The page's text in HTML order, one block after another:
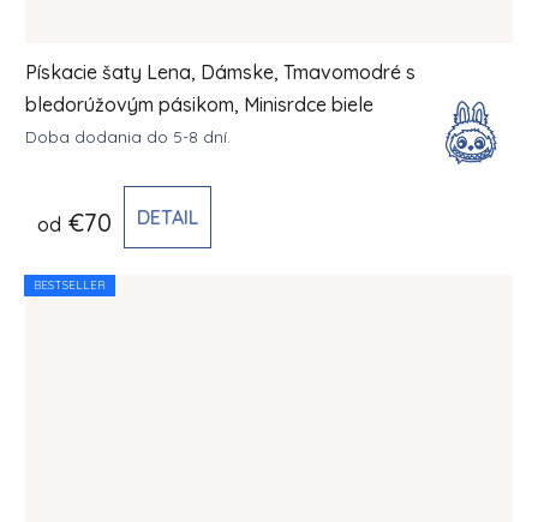
Pískacie šaty Lena, Dámske, Tmavomodré s
bledorúžovým pásikom, Minisrdce biele
Doba dodania do 5-8 dní.
od €70 DETAIL
BESTSELLER